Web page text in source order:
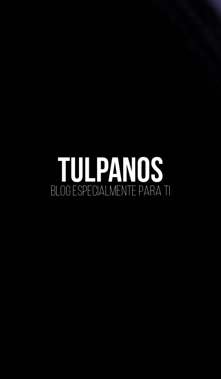
tulpanos
Blog especialmente para ti